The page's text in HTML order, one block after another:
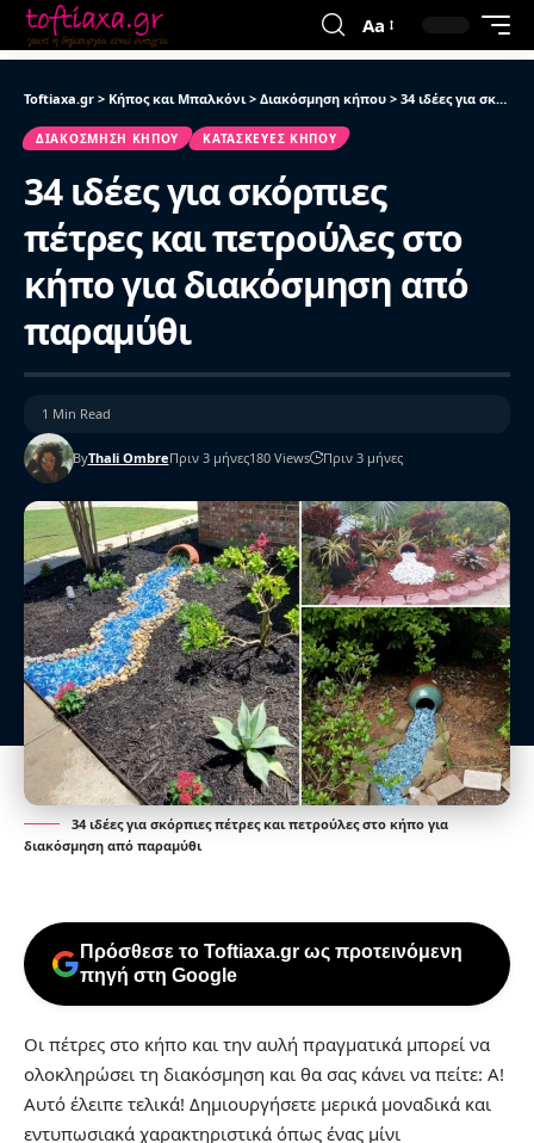
Aa
Toftiaxa.gr > Κήπος και Μπαλκόνι> Διακόσμηση κήπου > 34 ιδέες για σκόρπιες πέτρες και πετρούλες στο κήπο για διακόσμηση από παραμύθι
ΔΙΑΚΌΣΜΗΣΗ ΚΉΠΟΥ ΚΑΤΑΣΚΕΥΈΣ ΚΉΠΟΥ
34 ιδέες για σκόρπιες
πέτρες και πετρούλες στο
κήπο για διακόσμηση από
παραμύθι
ByThali OmbreΠριν 3 μήνες180 Views Πριν 3 μήνες
1 Min Read
34 ιδέες για σκόρπιες πέτρες και πετρούλες στο κήπο για
διακόσμηση από παραμύθι
Πρόσθεσε το Toftiaxa.gr ως προτεινόμενη
πηγή στη Google
Οι πέτρες στο κήπο και την αυλή πραγματικά μπορεί να
ολοκληρώσει τη διακόσμηση και θα σας κάνει να πείτε: Α!
Αυτό έλειπε τελικά! Δημιουργήσετε μερικά μοναδικά και
εντυπωσιακά χαρακτηριστικά όπως ένας μίνι